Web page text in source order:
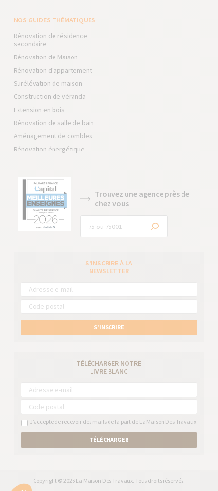
NOS GUIDES THÉMATIQUES
Rénovation de résidence
secondaire
Rénovation de Maison
Rénovation d'appartement
Surélévation de maison
Construction de véranda
Extension en bois
Rénovation de salle de bain
Aménagement de combles
Rénovation énergétique
Trouvez une agence près de
chez vous
S’INSCRIRE À LA
NEWSLETTER
S’INSCRIRE
TÉLÉCHARGER NOTRE
LIVRE BLANC
J’accepte de recevoir des mails de la part de La Maison Des Travaux
TÉLÉCHARGER
Copyright © 2026 La Maison Des Travaux. Tous droits réservés.